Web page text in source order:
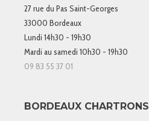
27 rue du Pas Saint-Georges
33000 Bordeaux
Lundi 14h30 - 19h30
Mardi au samedi 10h30 - 19h30
09 83 55 37 01
BORDEAUX CHARTRONS